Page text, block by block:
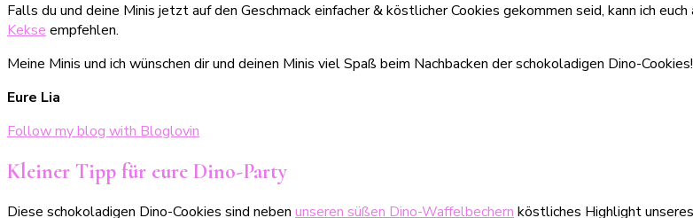
Falls du und deine Minis jetzt auf den Geschmack einfacher & köstlicher Cookies gekommen seid, kann ich euch
Kekse empfehlen.
Meine Minis und ich wünschen dir und deinen Minis viel Spaß beim Nachbacken der schokoladigen Dino-Cookies!
Eure Lia
Follow my blog with Bloglovin
Kleiner Tipp für eure Dino-Party
Diese schokoladigen Dino-Cookies sind neben unseren süßen Dino-Waffelbechern köstliches Highlight